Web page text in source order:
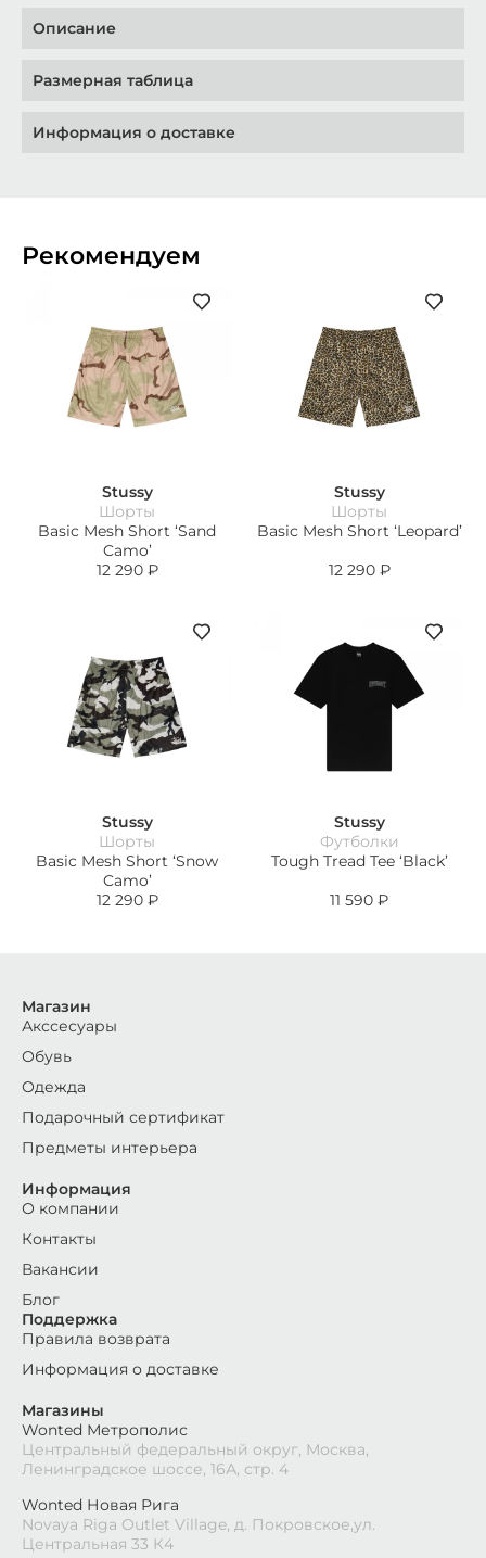
Описание
Размерная таблица
Информация о доставке
Рекомендуем
Stussy
Шорты
Basic Mesh Short ‘Sand
Camo’
12 290 ₽
Stussy
Шорты
Basic Mesh Short ‘Leopard’
12 290 ₽
Stussy
Шорты
Basic Mesh Short ‘Snow
Camo’
12 290 ₽
Stussy
Футболки
Tough Tread Tee ‘Black’
11 590 ₽
Магазины
Wonted Метрополис
Центральный федеральный округ, Москва,
Ленинградское шоссе, 16А, стр. 4
Wonted Новая Рига
Novaya Riga Outlet Village, д. Покровское,ул.
Центральная 33 К4
Магазин
Акссесуары
Обувь
Одежда
Подарочный сертификат
Предметы интерьера
Информация
О компании
Контакты
Вакансии
Блог
Поддержка
Правила возврата
Информация о доставке